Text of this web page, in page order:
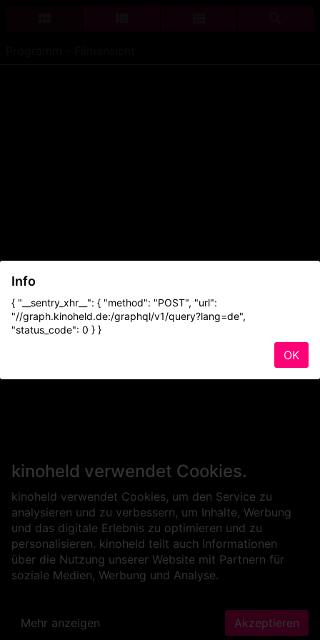
kinoheld verwendet Cookies.
kinoheld verwendet Cookies, um den Service zu
analysieren und zu verbessern, um Inhalte, Werbung
und das digitale Erlebnis zu optimieren und zu
personalisieren. kinoheld teilt auch Informationen
über die Nutzung unserer Website mit Partnern für
soziale Medien, Werbung und Analyse.
Mehr anzeigen Akzeptieren
Info
{ "__sentry_xhr__": { "method": "POST", "url":
"//graph.kinoheld.de:/graphql/v1/query?lang=de",
"status_code": 0 } }
OK